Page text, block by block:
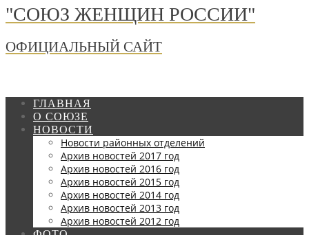
"СОЮЗ ЖЕНЩИН РОССИИ"
ОФИЦИАЛЬНЫЙ САЙТ
ГЛАВНАЯ
О СОЮЗЕ
НОВОСТИ
Новости районных отделений
Архив новостей 2017 год
Архив новостей 2016 год
Архив новостей 2015 год
Архив новостей 2014 год
Архив новостей 2013 год
Архив новостей 2012 год